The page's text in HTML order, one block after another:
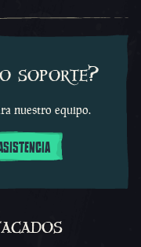
soporte?
nuestro equipo.